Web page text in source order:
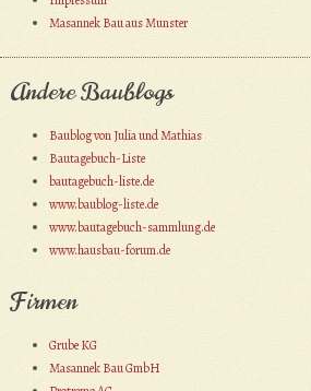
Masannek Bau aus Munster
Andere Baublogs
Baublog von Julia und Mathias
Bautagebuch-Liste
bautagebuch-liste.de
www.baublog-liste.de
www.bautagebuch-sammlung.de
www.hausbau-forum.de
Firmen
Grube KG
Masannek Bau GmbH